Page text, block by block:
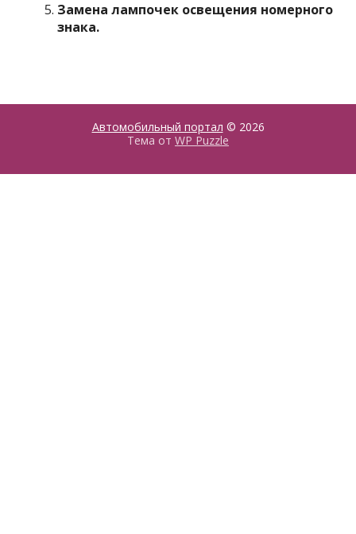
Замена лампочек освещения номерного
знака.
Автомобильный портал © 2026
Тема от WP Puzzle